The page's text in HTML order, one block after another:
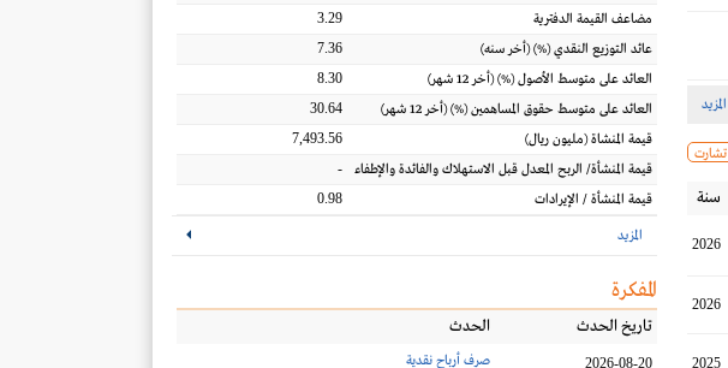
المزيد
تشارت
سنة
2026
2026
2025
مضاعف القيمة الدفترية
3.29
عائد التوزيع النقدي(%) (أخر سنه)
7.36
العائد على متوسط الأصول(%) (أخر 12 شهر)
8.30
العائد على متوسط حقوق المساهمين(%) (أخر 12 شهر)
30.64
قيمة المنشاة(مليون ريال)
7,493.56
قيمة المنشأة/ الربح المعدل قبل الاستهلاك والفائدة والإطفاء
-
قيمة المنشأة / الإيرادات
0.98
المزيد
المفكرة
تاريخ الحدث الحدث
2026-08-20 صرف أرباح نقدية